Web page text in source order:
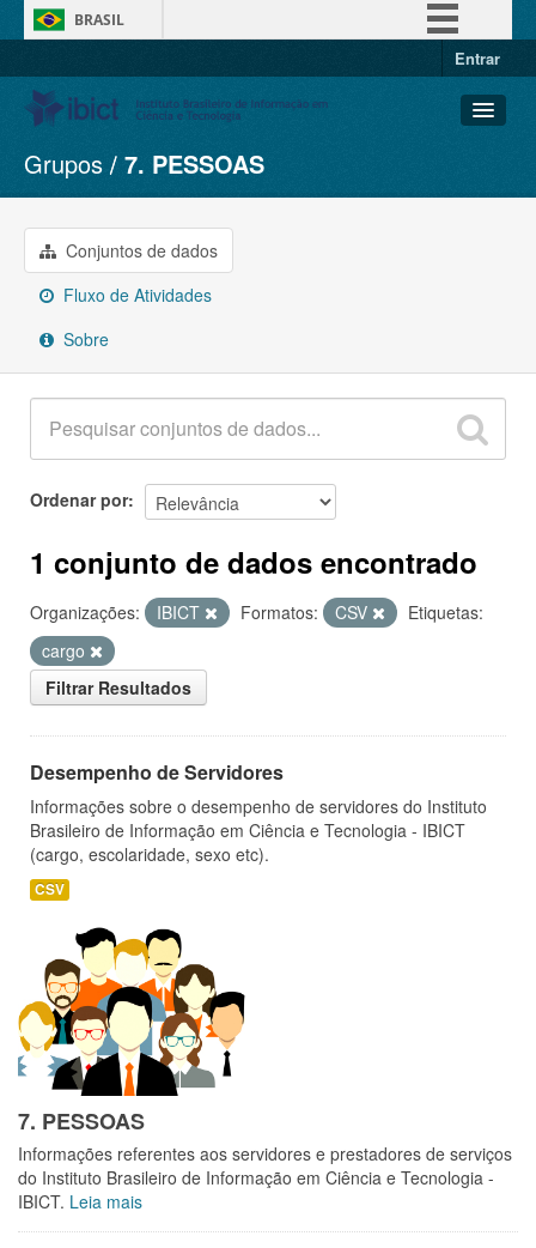
BRASIL
Entrar
Conjuntos de dados
Organizações
Grupos
Sobre
Grupos 7. PESSOAS
Conjuntos de dados
Fluxo de Atividades
Sobre
Ordenar por
1 conjunto de dados encontrado
Organizações: IBICT Formatos: CSV
Etiquetas:
cargo
Filtrar Resultados
Desempenho de Servidores
Informações sobre o desempenho de servidores do Instituto
Brasileiro de Informação em Ciência e Tecnologia - IBICT
(cargo, escolaridade, sexo etc).
CSV
7. PESSOAS
Informações referentes aos servidores e prestadores de serviços
do Instituto Brasileiro de Informação em Ciência e Tecnologia -
IBICT. Leia mais